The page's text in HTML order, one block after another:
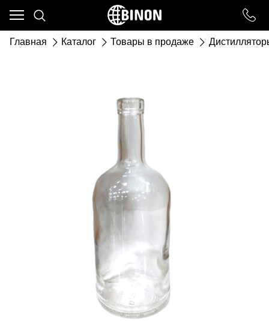
Главная Каталог Товары в продаже
Ваш город - ст. Каневская,
угадали?
ДА НЕТ